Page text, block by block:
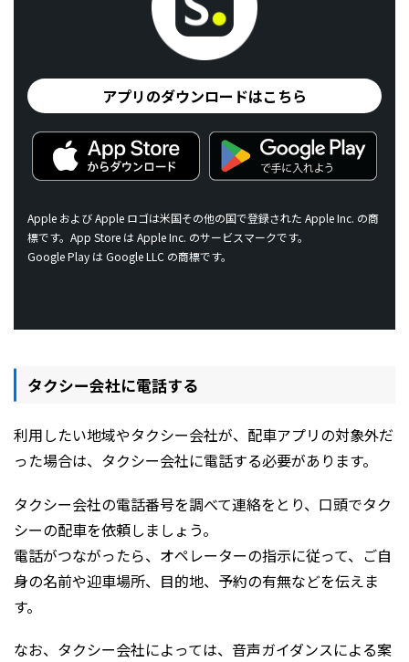
アプリのダウンロードはこちら
Apple および Apple ロゴは米国その他の国で登録された Apple Inc. の商
標です。App Store は Apple Inc. のサービスマークです。
Google Play は Google LLC の商標です。
タクシー会社に電話する
利用したい地域やタクシー会社が、配車アプリの対象外だ
った場合は、タクシー会社に電話する必要があります。
タクシー会社の電話番号を調べて連絡をとり、口頭でタク
シーの配車を依頼しましょう。
電話がつながったら、オペレーターの指示に従って、ご自
身の名前や迎車場所、目的地、予約の有無などを伝えま
す。
なお、タクシー会社によっては、音声ガイダンスによる案